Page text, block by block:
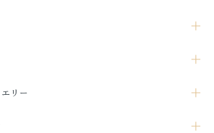
リー